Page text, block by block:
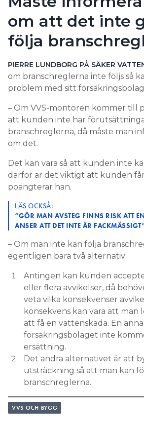
om att det inte
följa
PIERRE LUNDBORG PÅ SÄKER
om branschreglerna inte följs så
problem med sitt försäkringsbolag
– Om VVS-montören kommer till
att kunden inte har
branschreglerna, då måste man
om det.
Det kan vara så att kunden inte
därför är det viktigt att kunden
poängterar han.
LÄS OCKSÅ:
“GÖR MAN AVSTEG FINNS RISK ATT
ANSER ATT DET INTE ÄR
– Om man inte kan följa
egentligen bara två alternativ:
Antingen kan kunden
eller flera avvikelser, då
veta vilka konsekvenser
konsekvens kan vara att man
att få en vattenskada. En
försäkringsbolaget inte
ersättning.
Det andra alternativet är att
utsträckning så att man kan
branschreglerna.
VVS OCH BYGG